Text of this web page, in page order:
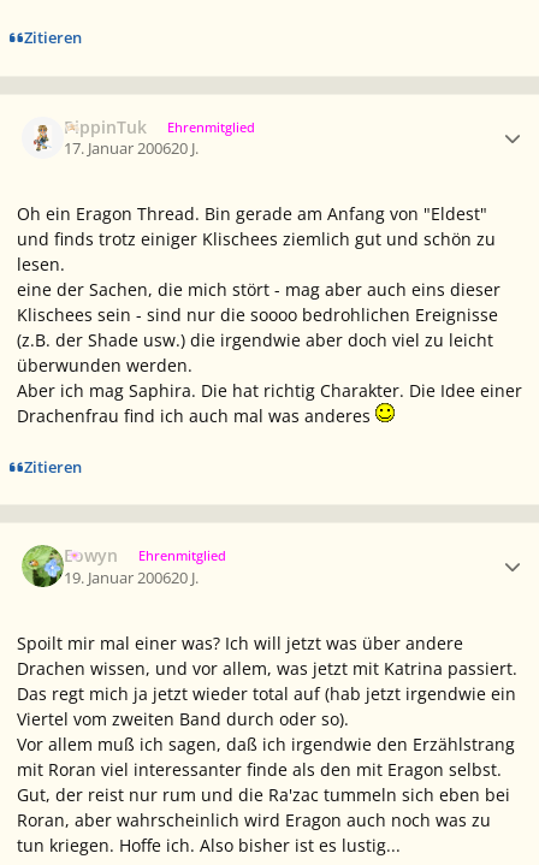
Zitieren
PippinTuk Ehrenmitglied
17. Januar 200620 J.
Oh ein Eragon Thread. Bin gerade am Anfang von "Eldest"
und finds trotz einiger Klischees ziemlich gut und schön zu
lesen.
eine der Sachen, die mich stört - mag aber auch eins dieser
Klischees sein - sind nur die soooo bedrohlichen Ereignisse
(z.B. der Shade usw.) die irgendwie aber doch viel zu leicht
überwunden werden.
Aber ich mag Saphira. Die hat richtig Charakter. Die Idee einer
Drachenfrau find ich auch mal was anderes
Zitieren
Eowyn Ehrenmitglied
19. Januar 200620 J.
Spoilt mir mal einer was? Ich will jetzt was über andere
Drachen wissen, und vor allem, was jetzt mit Katrina passiert.
Das regt mich ja jetzt wieder total auf (hab jetzt irgendwie ein
Viertel vom zweiten Band durch oder so).
Vor allem muß ich sagen, daß ich irgendwie den Erzählstrang
mit Roran viel interessanter finde als den mit Eragon selbst.
Gut, der reist nur rum und die Ra'zac tummeln sich eben bei
Roran, aber wahrscheinlich wird Eragon auch noch was zu
tun kriegen. Hoffe ich. Also bisher ist es lustig...